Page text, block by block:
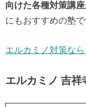
向けた各種対策講
にもおすすめの塾で
エルカミノ対策な
エルカミノ 吉祥